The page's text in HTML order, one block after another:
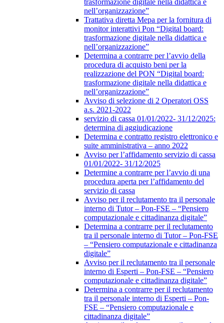
trasformazione digitale nella didattica e
nell’organizzazione”
Trattativa diretta Mepa per la fornitura di
monitor interattivi Pon “Digital board:
trasformazione digitale nella didattica e
nell’organizzazione”
Determina a contrarre per l’avvio della
procedura di acquisto beni per la
realizzazione del PON “Digital board:
trasformazione digitale nella didattica e
nell’organizzazione”
Avviso di selezione di 2 Operatori OSS
a.s. 2021-2022
servizio di cassa 01/01/2022- 31/12/2025:
determina di aggiudicazione
Determina e contratto registro elettronico e
suite amministrativa – anno 2022
Avviso per l’affidamento servizio di cassa
01/01/2022- 31/12/2025
Determine a contrarre per l’avvio di una
procedura aperta per l’affidamento del
servizio di cassa
Avviso per il reclutamento tra il personale
interno di Tutor – Pon-FSE – “Pensiero
computazionale e cittadinanza digitale”
Determina a contrarre per il reclutamento
tra il personale interno di Tutor – Pon-FSE
– “Pensiero computazionale e cittadinanza
digitale”
Avviso per il reclutamento tra il personale
interno di Esperti – Pon-FSE – “Pensiero
computazionale e cittadinanza digitale”
Determina a contrarre per il reclutamento
tra il personale interno di Esperti – Pon-
FSE – “Pensiero computazionale e
cittadinanza digitale”